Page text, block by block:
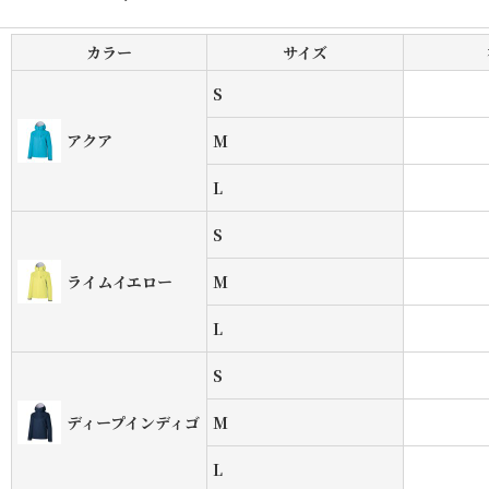
カラー サイズ
アクア
S
M
L
ライムイエロー
S
M
L
ディープインディゴ
S
M
L